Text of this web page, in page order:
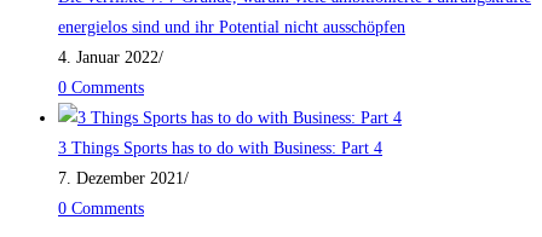
energielos sind und ihr Potential nicht ausschöpfen
4. Januar 2022/
0 Comments
3 Things Sports has to do with Business: Part 4
7. Dezember 2021/
0 Comments